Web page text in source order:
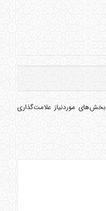
بخش‌های موردنیاز علامت‌گذاری